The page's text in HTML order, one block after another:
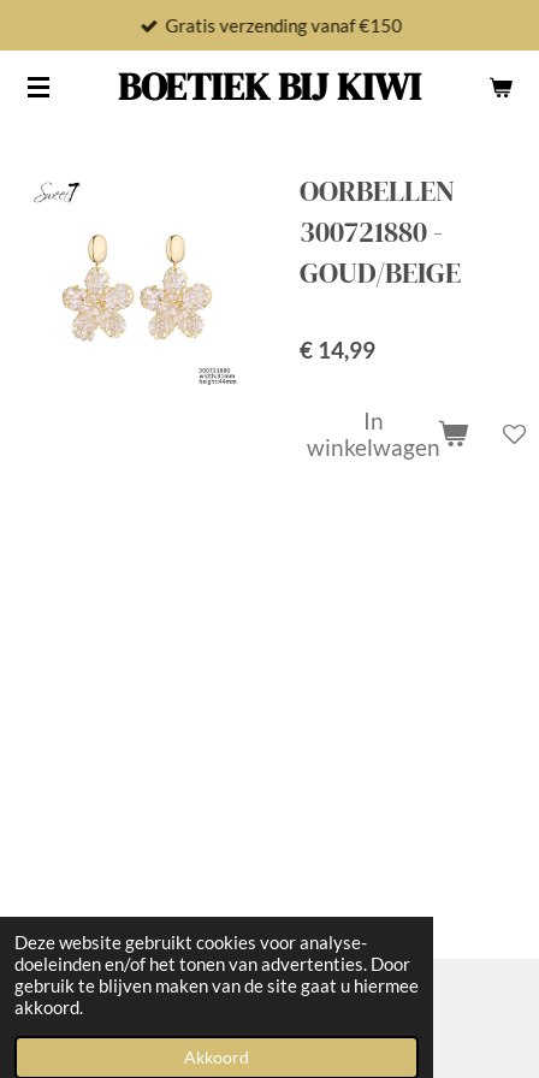
Deze website gebruikt cookies voor analyse-
doeleinden en/of het tonen van advertenties. Door
gebruik te blijven maken van de site gaat u hiermee
akkoord.
Akkoord
naar
BOETIEK BIJ KIWI
Gratis verzending vanaf €150
OORBELLEN
300721880 -
GOUD/BEIGE
€ 14,99
In
winkelwagen